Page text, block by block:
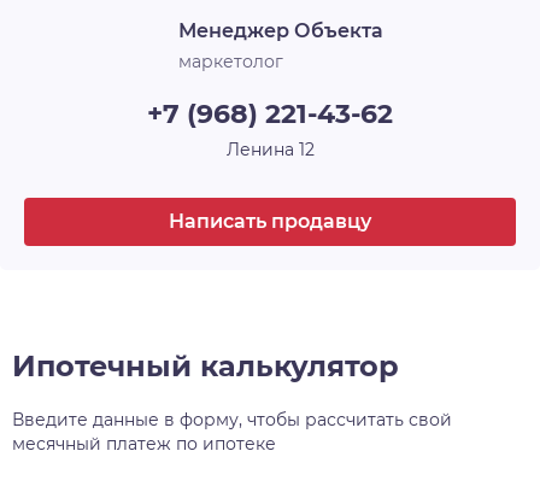
Менеджер Объекта
маркетолог
+7 (968) 221-43-62
Ленина 12
Написать продавцу
Ипотечный калькулятор
Введите данные в форму, чтобы рассчитать свой
месячный платеж по ипотеке